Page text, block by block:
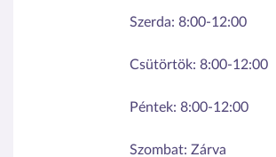
Szerda: 8:00-12:00
Csütörtök: 8:00-12:00
Péntek: 8:00-12:00
Szombat: Zárva